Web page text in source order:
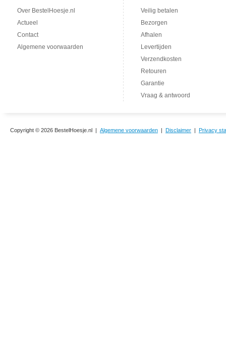
Over BestelHoesje.nl
Actueel
Contact
Algemene voorwaarden
Veilig betalen
Bezorgen
Afhalen
Levertijden
Verzendkosten
Retouren
Garantie
Vraag & antwoord
Copyright © 2026 BestelHoesje.nl | Algemene voorwaarden | Disclaimer | Privacy